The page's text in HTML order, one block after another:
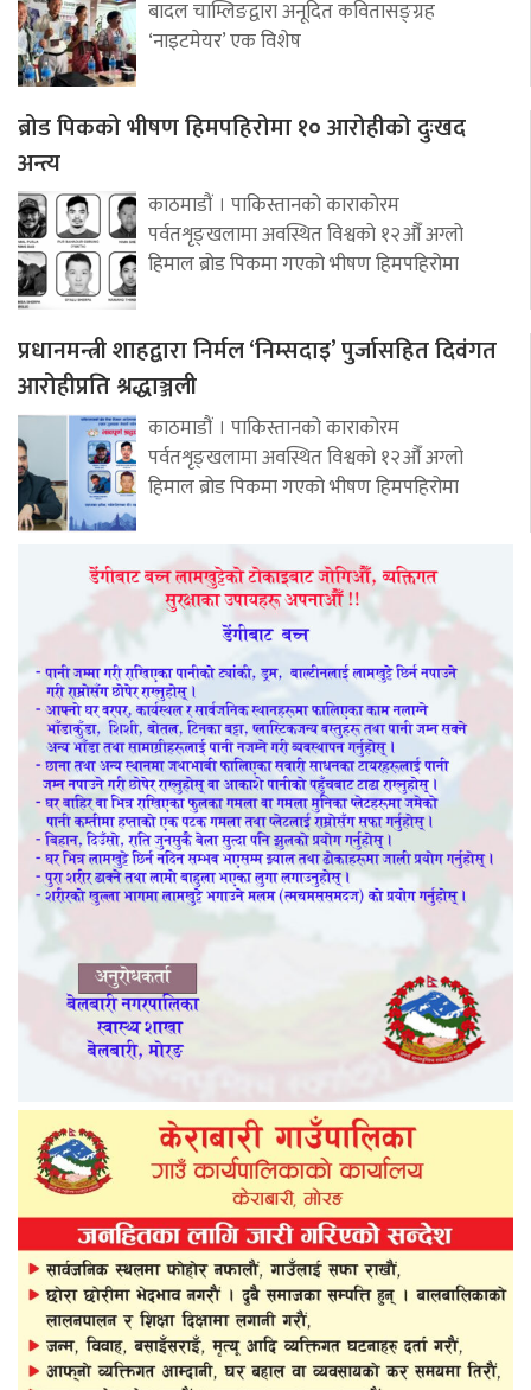
बादल चाम्लिङद्वारा अनूदित कवितासङ्ग्रह
‘नाइटमेयर’ एक विशेष
ब्रोड पिकको भीषण हिमपहिरोमा १० आरोहीको दुःखद
अन्त्य
काठमाडौं । पाकिस्तानको काराकोरम
पर्वतशृङ्खलामा अवस्थित विश्वको १२औँ अग्लो
हिमाल ब्रोड पिकमा गएको भीषण हिमपहिरोमा
प्रधानमन्त्री शाहद्वारा निर्मल ‘निम्सदाइ’ पुर्जासहित दिवंगत
आरोहीप्रति श्रद्धाञ्जली
काठमाडौं । पाकिस्तानको काराकोरम
पर्वतशृङ्खलामा अवस्थित विश्वको १२औँ अग्लो
हिमाल ब्रोड पिकमा गएको भीषण हिमपहिरोमा